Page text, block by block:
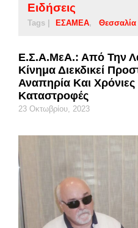
Ειδήσεις
Tags | ΕΣΑΜΕΑ Θεσσαλία
Ε.Σ.Α.μεΑ.: Από Την
Κίνημα Διεκδικεί
Αναπηρία Και
Καταστροφές
23 Οκτωβρίου, 2023